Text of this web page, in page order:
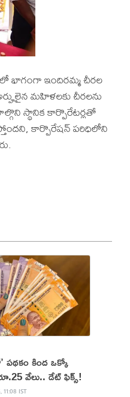
భాగంగా ఇందిరమ్మ చీరల
మహిళలకు చీరలను
స్థానిక కార్పొరేటర్లతో
కార్పొరేషన్ పరిధిలోని
పథకం కింద ఒక్కో
వేలు.. డేట్ ఫిక్స్!
IST